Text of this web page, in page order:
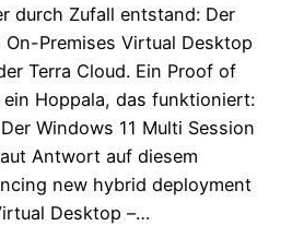
durch Zufall entstand: Der
Premises Virtual Desktop
Terra Cloud. Ein Proof of
Hoppala, das funktioniert:
Windows 11 Multi Session
Antwort auf diesem
new hybrid deployment
Desktop –…